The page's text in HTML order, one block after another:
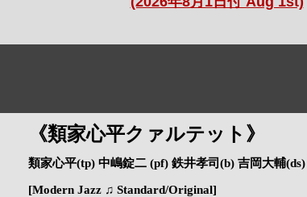
《類家心平クァルテット》
類家心平(tp) 中嶋錠二 (pf) 鉄井孝司(b) 吉岡大輔(ds)
[Modern Jazz ♫ Standard/Original]